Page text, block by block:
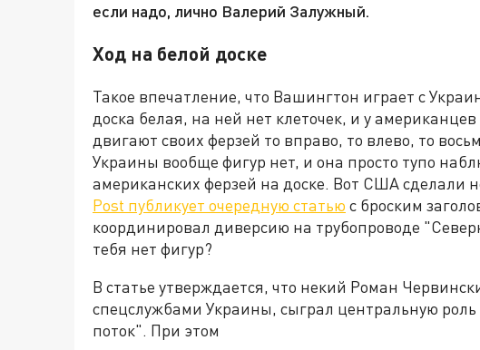
если надо, лично Валерий Залужный.
Ход на белой доске
Такое впечатление, что Вашингтон играет с
доска белая, на ней нет клеточек, и у
двигают своих ферзей то вправо, то влево, то
Украины вообще фигур нет, и она просто тупо
американских ферзей на доске. Вот США сделали
Post публикует очередную статью с броским
координировал диверсию на трубопроводе
тебя нет фигур?
В статье утверждается, что некий Роман
спецслужбами Украины, сыграл центральную
поток". При этом